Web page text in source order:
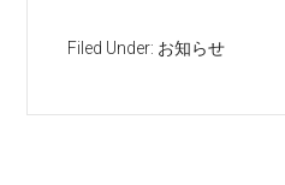
Filed Under: お知らせ